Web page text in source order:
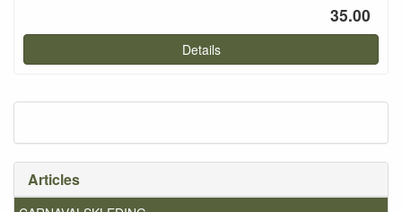
Articles
35.00
Details